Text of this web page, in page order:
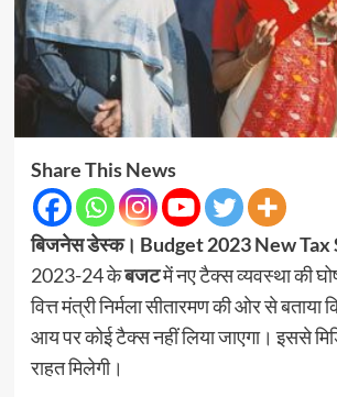
Share This News
बिजनेस डेस्क। Budget 2023 New Tax
2023-24 केबजटमें नए टैक्स व्यवस्था की
वित्त मंत्री निर्मला सीतारमण की ओर से
आय पर कोई टैक्स नहीं लिया जाएगा। इससे
राहत मिलेगी।